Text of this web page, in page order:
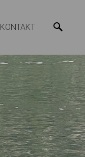
KONTAKT